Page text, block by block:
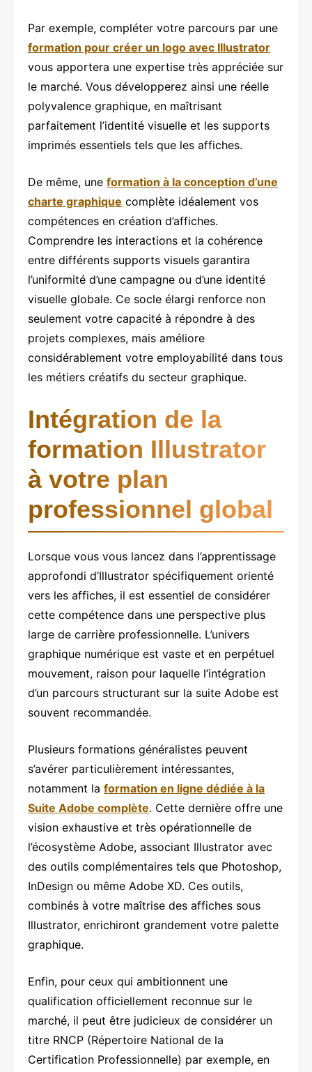
Par exemple, compléter votre parcours par une
formation pour créer un logo avec Illustrator
vous apportera une expertise très appréciée sur
le marché. Vous développerez ainsi une réelle
polyvalence graphique, en maîtrisant
parfaitement l’identité visuelle et les supports
imprimés essentiels tels que les affiches.
De même, une formation à la conception d’une
charte graphique complète idéalement vos
compétences en création d’affiches.
Comprendre les interactions et la cohérence
entre différents supports visuels garantira
l’uniformité d’une campagne ou d’une identité
visuelle globale. Ce socle élargi renforce non
seulement votre capacité à répondre à des
projets complexes, mais améliore
considérablement votre employabilité dans tous
les métiers créatifs du secteur graphique.
Intégration de la
formation Illustrator
à votre plan
professionnel global
Lorsque vous vous lancez dans l’apprentissage
approfondi d’Illustrator spécifiquement orienté
vers les affiches, il est essentiel de considérer
cette compétence dans une perspective plus
large de carrière professionnelle. L’univers
graphique numérique est vaste et en perpétuel
mouvement, raison pour laquelle l’intégration
d’un parcours structurant sur la suite Adobe est
souvent recommandée.
Plusieurs formations généralistes peuvent
s’avérer particulièrement intéressantes,
notamment la formation en ligne dédiée à la
Suite Adobe complète. Cette dernière offre une
vision exhaustive et très opérationnelle de
l’écosystème Adobe, associant Illustrator avec
des outils complémentaires tels que Photoshop,
InDesign ou même Adobe XD. Ces outils,
combinés à votre maîtrise des affiches sous
Illustrator, enrichiront grandement votre palette
graphique.
Enfin, pour ceux qui ambitionnent une
qualification officiellement reconnue sur le
marché, il peut être judicieux de considérer un
titre RNCP (Répertoire National de la
Certification Professionnelle) par exemple, en